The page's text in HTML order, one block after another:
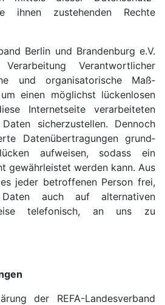
ihnen zuste­henden Rechte
Berlin und Branden­burg e.V.
Verant­wortlicher
und organi­sa­torische Maß­
einen möglichst lücken­losen
Internet­seite verarbeiteten
sicherzustellen. Dennoch
Daten­über­tragungen grund­
aufweisen, sodass ein
gewähr­leistet werden kann. Aus
jeder betroffenen Person frei,
Daten auch auf alter­nativen
tele­fonisch, an uns zu
der REFA-Landes­verband